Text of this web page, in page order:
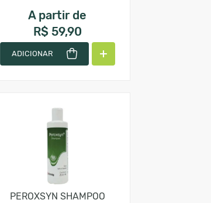
A partir de
R$ 59,90
ADICIONAR
PEROXSYN SHAMPOO